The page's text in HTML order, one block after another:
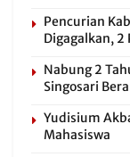
Pencurian
Digagalkan, 2
Nabung 2
Singosari
Yudisium
Mahasiswa